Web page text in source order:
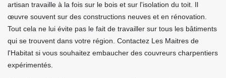
artisan travaille à la fois sur le bois et sur l'isolation du toit. Il
œuvre souvent sur des constructions neuves et en rénovation.
Tout cela ne lui évite pas le fait de travailler sur tous les bâtiments
qui se trouvent dans votre région. Contactez Les Maitres de
l'Habitat si vous souhaitez embaucher des couvreurs charpentiers
expérimentés.